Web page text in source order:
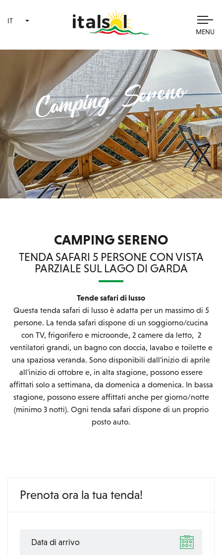
IT
MENU
Camping Sereno
CAMPING SERENO
TENDA SAFARI 5 PERSONE CON VISTA
PARZIALE SUL LAGO DI GARDA
Tende safari di lusso
Questa tenda safari di lusso è adatta per un massimo di 5
persone. La tenda safari dispone di un soggiorno/cucina
con TV, frigorifero e microonde, 2 camere da letto, 2
ventilatori grandi, un bagno con doccia, lavabo e toilette e
una spaziosa veranda. Sono disponibili dall'inizio di aprile
all'inizio di ottobre e, in alta stagione, possono essere
affittati solo a settimana, da domenica a domenica. In bassa
stagione, possono essere affittati anche per giorno/notte
(minimo 3 notti). Ogni tenda safari dispone di un proprio
posto auto.
Prenota ora la tua tenda!